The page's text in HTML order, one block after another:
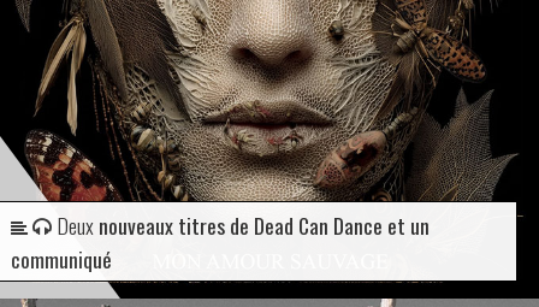
Deuxnouveaux titres de Dead Can Dance et un
communiqué